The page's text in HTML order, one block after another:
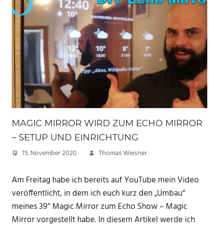
MAGIC MIRROR WIRD ZUM ECHO MIRROR
– SETUP UND EINRICHTUNG
15. November 2020 Thomas Wiesner
Am Freitag habe ich bereits auf YouTube mein Video
veröffentlicht, in dem ich euch kurz den „Umbau“
meines 39“ Magic Mirror zum Echo Show – Magic
Mirror vorgestellt habe. In diesem Artikel werde ich